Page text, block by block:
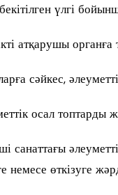
үлгі
атқарушы
сәйкес,
осал топтарды
санаттағы
немесе өткізуге